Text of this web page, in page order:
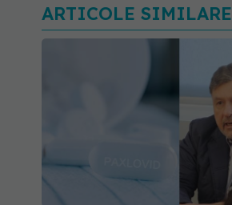
ARTICOLE SIMILARE